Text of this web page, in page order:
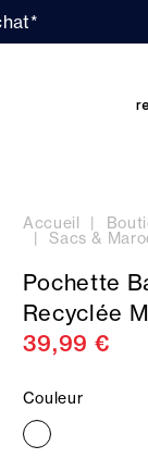
Accueil
Sacs &
Pochette
Recyclée
39,99 €
Couleur